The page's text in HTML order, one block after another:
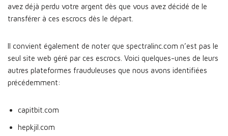
avez déjà perdu votre argent dès que vous avez décidé de le
transférer à ces escrocs dès le départ.
Il convient également de noter que spectralinc.com n’est pas le
seul site web géré par ces escrocs. Voici quelques-unes de leurs
autres plateformes frauduleuses que nous avons identifiées
précédemment:
capitbit.com
hepkjil.com